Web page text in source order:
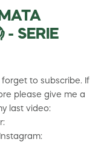
- SERIE
to subscribe. If
please give me a
last video: